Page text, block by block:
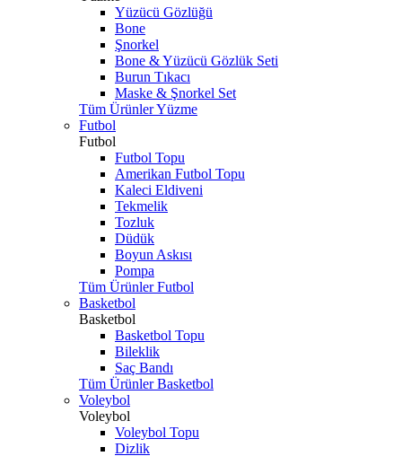
Yüzücü Gözlüğü
Bone
Şnorkel
Bone & Yüzücü Gözlük Seti
Burun Tıkacı
Maske & Şnorkel Set
Tüm Ürünler Yüzme
Futbol
Futbol
Futbol Topu
Amerikan Futbol Topu
Kaleci Eldiveni
Tekmelik
Tozluk
Düdük
Boyun Askısı
Pompa
Tüm Ürünler Futbol
Basketbol
Basketbol
Basketbol Topu
Bileklik
Saç Bandı
Tüm Ürünler Basketbol
Voleybol
Voleybol
Voleybol Topu
Dizlik